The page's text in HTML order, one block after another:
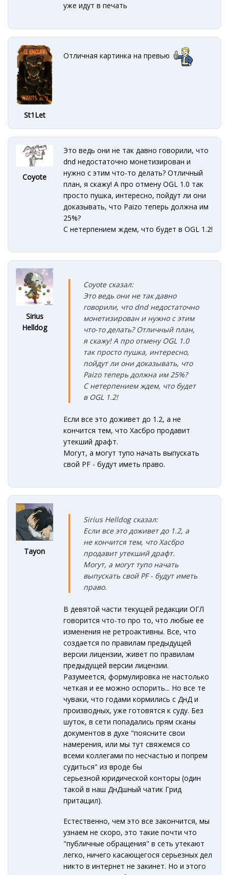
уже идут в печать
St1Let
Отличная картинка на превью
Coyote
Это ведь они не так давно говорили, что
dnd недостаточно монетизирован и
нужно с этим что-то делать? Отличный
план, я скажу! А про отмену OGL 1.0 так
просто пушка, интересно, пойдут ли они
доказывать, что Paizo теперь должна им
25%?
С нетерпением ждем, что будет в OGL 1.2!
Sirius
Helldog
Coyote сказал:
Это ведь они не так давно
говорили, что dnd недостаточно
монетизирован и нужно с этим
что-то делать? Отличный план,
я скажу! А про отмену OGL 1.0
так просто пушка, интересно,
пойдут ли они доказывать, что
Paizo теперь должна им 25%?
С нетерпением ждем, что будет
в OGL 1.2!
Если все это доживет до 1.2, а не
кончится тем, что Хасбро продавит
утекший драфт.
Могут, а могут тупо начать выпускать
свой PF - будут иметь право.
Tayon
Sirius Helldog сказал:
Если все это доживет до 1.2, а
не кончится тем, что Хасбро
продавит утекший драфт.
Могут, а могут тупо начать
выпускать свой PF - будут иметь
право.
В девятой части текущей редакции ОГЛ
говорится что-то про то, что любые ее
изменения не ретроактивны. Все, что
создается по правилам предыдущей
версии лицензии, живет по правилам
предыдущей версии лицензии.
Разумеется, формулировка не настолько
четкая и ее можно оспорить... Но все те
чуваки, что годами кормились с ДнД и
производных, уже готовятся к суду. Без
шуток, в сети попадались прям сканы
документов в духе "поясните свои
намерения, или мы тут свяжемся со
всеми коллегами по несчастью и попрем
судиться" из вроде бы
серьезной юридической конторы (один
такой в наш ДнДшный чатик Грид
притащил).
Естественно, чем это все закончится, мы
узнаем не скоро, это такие почти что
"публичные обращения" в сеть утекают
легко, ничего касающегося серьезных дел
никто в интернет не закинет. Но и этого